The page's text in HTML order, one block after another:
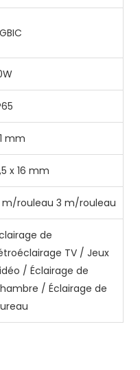
mm
x 16 mm
m/rouleau 3 m/rouleau
de
TV / Jeux
/ Éclairage de
/ Éclairage de